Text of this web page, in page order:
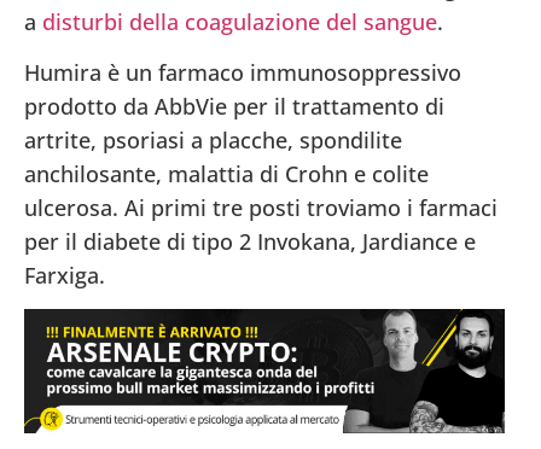
a disturbi della coagulazione del sangue.
Humira è un farmaco immunosoppressivo
prodotto da AbbVie per il trattamento di
artrite, psoriasi a placche, spondilite
anchilosante, malattia di Crohn e colite
ulcerosa. Ai primi tre posti troviamo i farmaci
per il diabete di tipo 2 Invokana, Jardiance e
Farxiga.